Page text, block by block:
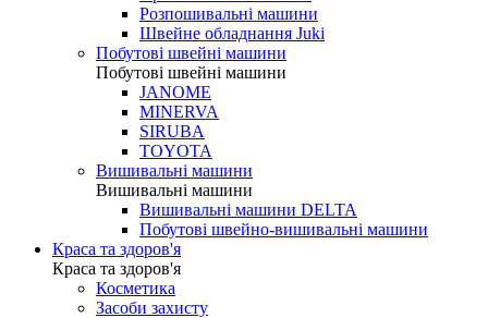
Розпошивальні машини
Швейне обладнання Juki
Побутові швейні машини
Побутові швейні машини
JANOME
MINERVA
SIRUBA
TOYOTA
Вишивальні машини
Вишивальні машини
Вишивальні машини DELTA
Побутові швейно-вишивальні машини
Краса та здоров'я
Краса та здоров'я
Косметика
Засоби захисту